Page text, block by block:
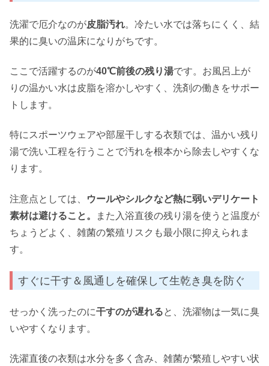
洗濯で厄介なのが皮脂汚れ。冷たい水では落ちにくく、結
果的に臭いの温床になりがちです。
ここで活躍するのが40℃前後の残り湯です。お風呂上が
りの温かい水は皮脂を溶かしやすく、洗剤の働きをサポー
トします。
特にスポーツウェアや部屋干しする衣類では、温かい残り
湯で洗い工程を行うことで汚れを根本から除去しやすくな
ります。
注意点としては、
ウールやシルクなど熱に弱いデリケート
素材は避けること。
また入浴直後の残り湯を使うと温度が
ちょうどよく、雑菌の繁殖リスクも最小限に抑えられま
す。
すぐに干す＆風通しを確保して生乾き臭を防ぐ
せっかく洗ったのに干すのが遅れると、洗濯物は一気に臭
いやすくなります。
洗濯直後の衣類は水分を多く含み、雑菌が繁殖しやすい状